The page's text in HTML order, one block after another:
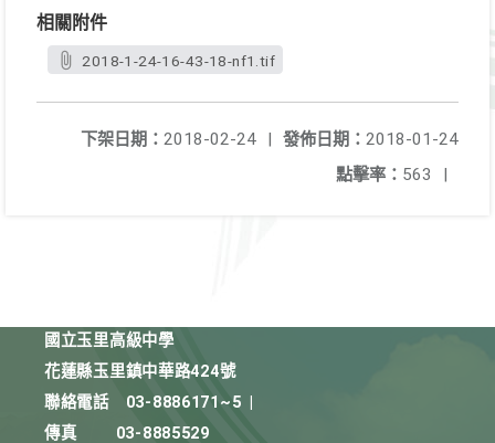
相關附件
2018-1-24-16-43-18-nf1.tif
發佈日期： 2018-01-24
下架日期： 2018-02-24
|
點擊率： 563 |
國立玉里高級中學
花蓮縣玉里鎮中華路424號
聯絡電話
03-8886171~5
傳真
03-8885529